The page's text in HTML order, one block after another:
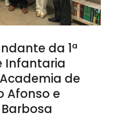
da 1ª
Infantaria
de
Afonso e